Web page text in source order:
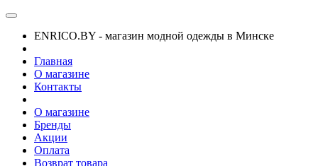
ENRICO.BY - магазин модной одежды в Минске
Главная
О магазине
Контакты
О магазине
Бренды
Акции
Оплата
Возврат товара